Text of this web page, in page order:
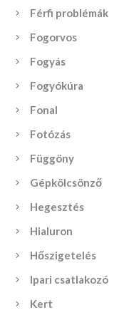
Férfi problémák
Fogorvos
Fogyás
Fogyókúra
Fonal
Fotózás
Függöny
Gépkölcsönző
Hegesztés
Hialuron
Hőszigetelés
Ipari csatlakozó
Kert